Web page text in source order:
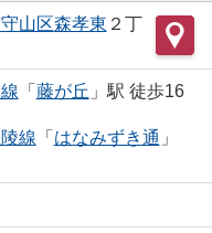
山区森孝東 ２丁
「 藤が丘 」駅 徒歩16
線 「 はなみずき通 」